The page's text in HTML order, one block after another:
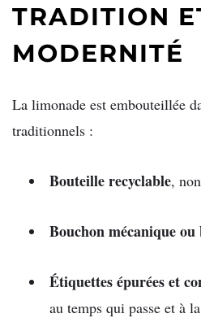
TRADITION
MODERNITÉ
La limonade est embouteillée
traditionnels :
Bouteille recyclable,
Bouchon mécanique
Étiquettes épurées et
au temps qui passe et à